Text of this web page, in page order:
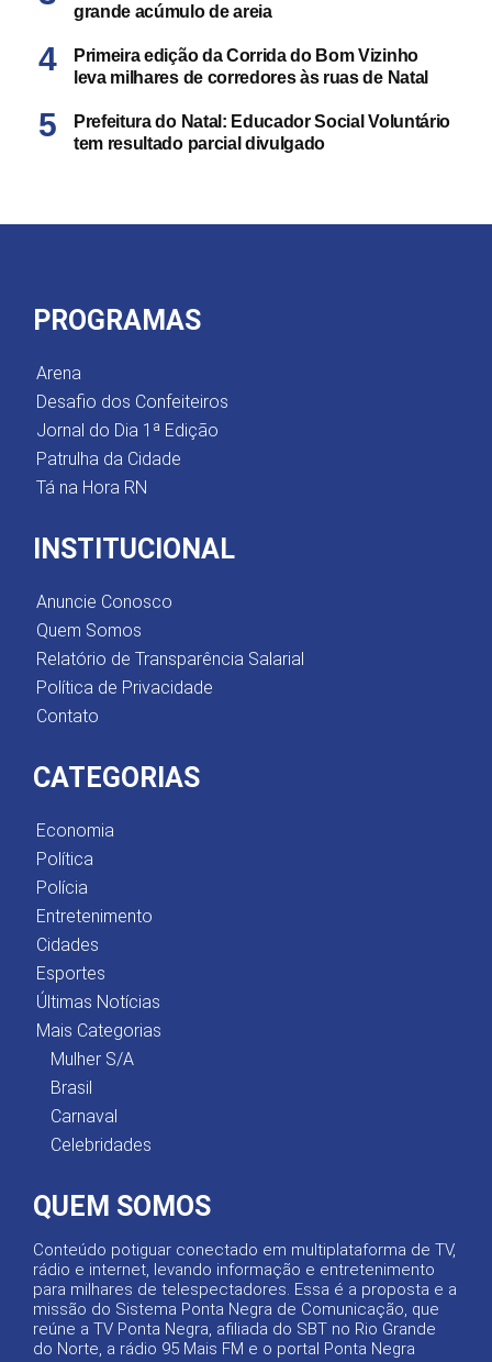
grande acúmulo de areia
Primeira edição da Corrida do Bom Vizinho
leva milhares de corredores às ruas de Natal
Prefeitura do Natal: Educador Social Voluntário
tem resultado parcial divulgado
PROGRAMAS
Arena
Desafio dos Confeiteiros
Jornal do Dia 1ª Edição
Patrulha da Cidade
Tá na Hora RN
INSTITUCIONAL
Anuncie Conosco
Quem Somos
Relatório de Transparência Salarial
Política de Privacidade
Contato
CATEGORIAS
Economia
Política
Polícia
Entretenimento
Cidades
Esportes
Últimas Notícias
Mais Categorias
Mulher S/A
Brasil
Carnaval
Celebridades
QUEM SOMOS
Conteúdo potiguar conectado em multiplataforma de TV,
rádio e internet, levando informação e entretenimento
para milhares de telespectadores. Essa é a proposta e a
missão do Sistema Ponta Negra de Comunicação, que
reúne a TV Ponta Negra, afiliada do SBT no Rio Grande
do Norte, a rádio 95 Mais FM e o portal Ponta Negra